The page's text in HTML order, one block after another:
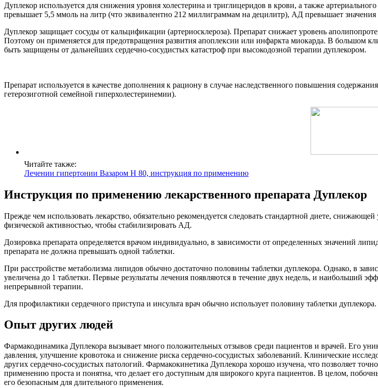
Дуплекор используется для снижения уровня холестерина и триглицеридов в крови, а также
превышает 5,5 ммоль на литр (что эквивалентно 212 миллиграммам на децилитр), АД превышает значения
Дуплекор защищает сосуды от кальцификации (артериосклероза). Препарат снижает уровень
Поэтому он применяется для предотвращения развития апоплексии или инфаркта миокарда. В большом
быть защищены от дальнейших сердечно-сосудистых катастроф при высокодозной терапии дуплекором.
Препарат используется в качестве дополнения к рациону в случае наследственного повышения
гетерозиготной семейной гиперхолестеринемии).
Читайте также:
Лечении гипертонии Вазаром Н 80, инструкция по применению
Инструкция по применению лекарственного препарата Дуплекор
Прежде чем использовать лекарство, обязательно рекомендуется следовать стандартной диете,
физической активностью, чтобы стабилизировать АД.
Дозировка препарата определяется врачом индивидуально, в зависимости от определенных значений
препарата не должна превышать одной таблетки.
При расстройстве метаболизма липидов обычно достаточно половины таблетки дуплекора. Однако, в
увеличена до 1 таблетки. Первые результаты лечения появляются в течение двух недель, и наибольший
непрерывной терапии.
Для профилактики сердечного приступа и инсульта врач обычно использует половину таблетки дуплекора.
Опыт других людей
Фармакодинамика Дуплекора вызывает много положительных отзывов среди пациентов и врачей. Его
давления, улучшение кровотока и снижение риска сердечно-сосудистых заболеваний. Клинические
других сердечно-сосудистых патологий. Фармакокинетика Дуплекора хорошо изучена, что позволяет
применению проста и понятна, что делает его доступным для широкого круга пациентов. В целом,
его безопасным для длительного применения.